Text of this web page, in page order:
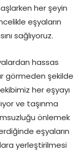
her şeyin
eşyaların
sağlıyoruz.
hassas
görmeden şekilde
her eşyayı
ve taşınma
önlemek
eşyaların
yerleştirilmesi